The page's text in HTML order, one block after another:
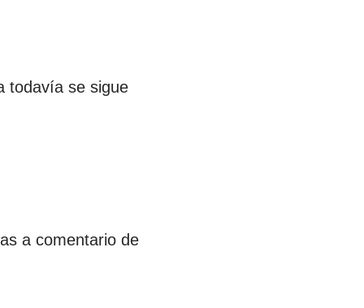
todavía se sigue
a comentario de